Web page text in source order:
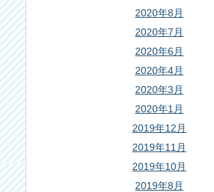
2020年8月
2020年7月
2020年6月
2020年4月
2020年3月
2020年1月
2019年12月
2019年11月
2019年10月
2019年8月